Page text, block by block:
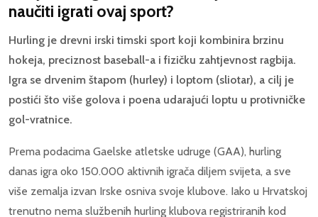
naučiti igrati ovaj sport?
Hurling je drevni irski timski sport koji kombinira brzinu
hokeja, preciznost baseball-a i fizičku zahtjevnost ragbija.
Igra se drvenim štapom (hurley) i loptom (sliotar), a cilj je
postići što više golova i poena udarajući loptu u protivničke
gol-vratnice.
Prema podacima Gaelske atletske udruge (GAA), hurling
danas igra oko 150.000 aktivnih igrača diljem svijeta, a sve
više zemalja izvan Irske osniva svoje klubove. Iako u Hrvatskoj
trenutno nema službenih hurling klubova registriranih kod